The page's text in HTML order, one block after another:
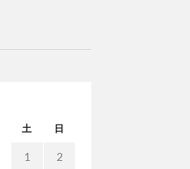
土 日
1 2